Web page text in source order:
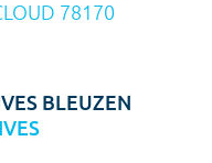
78170
BLEUZEN